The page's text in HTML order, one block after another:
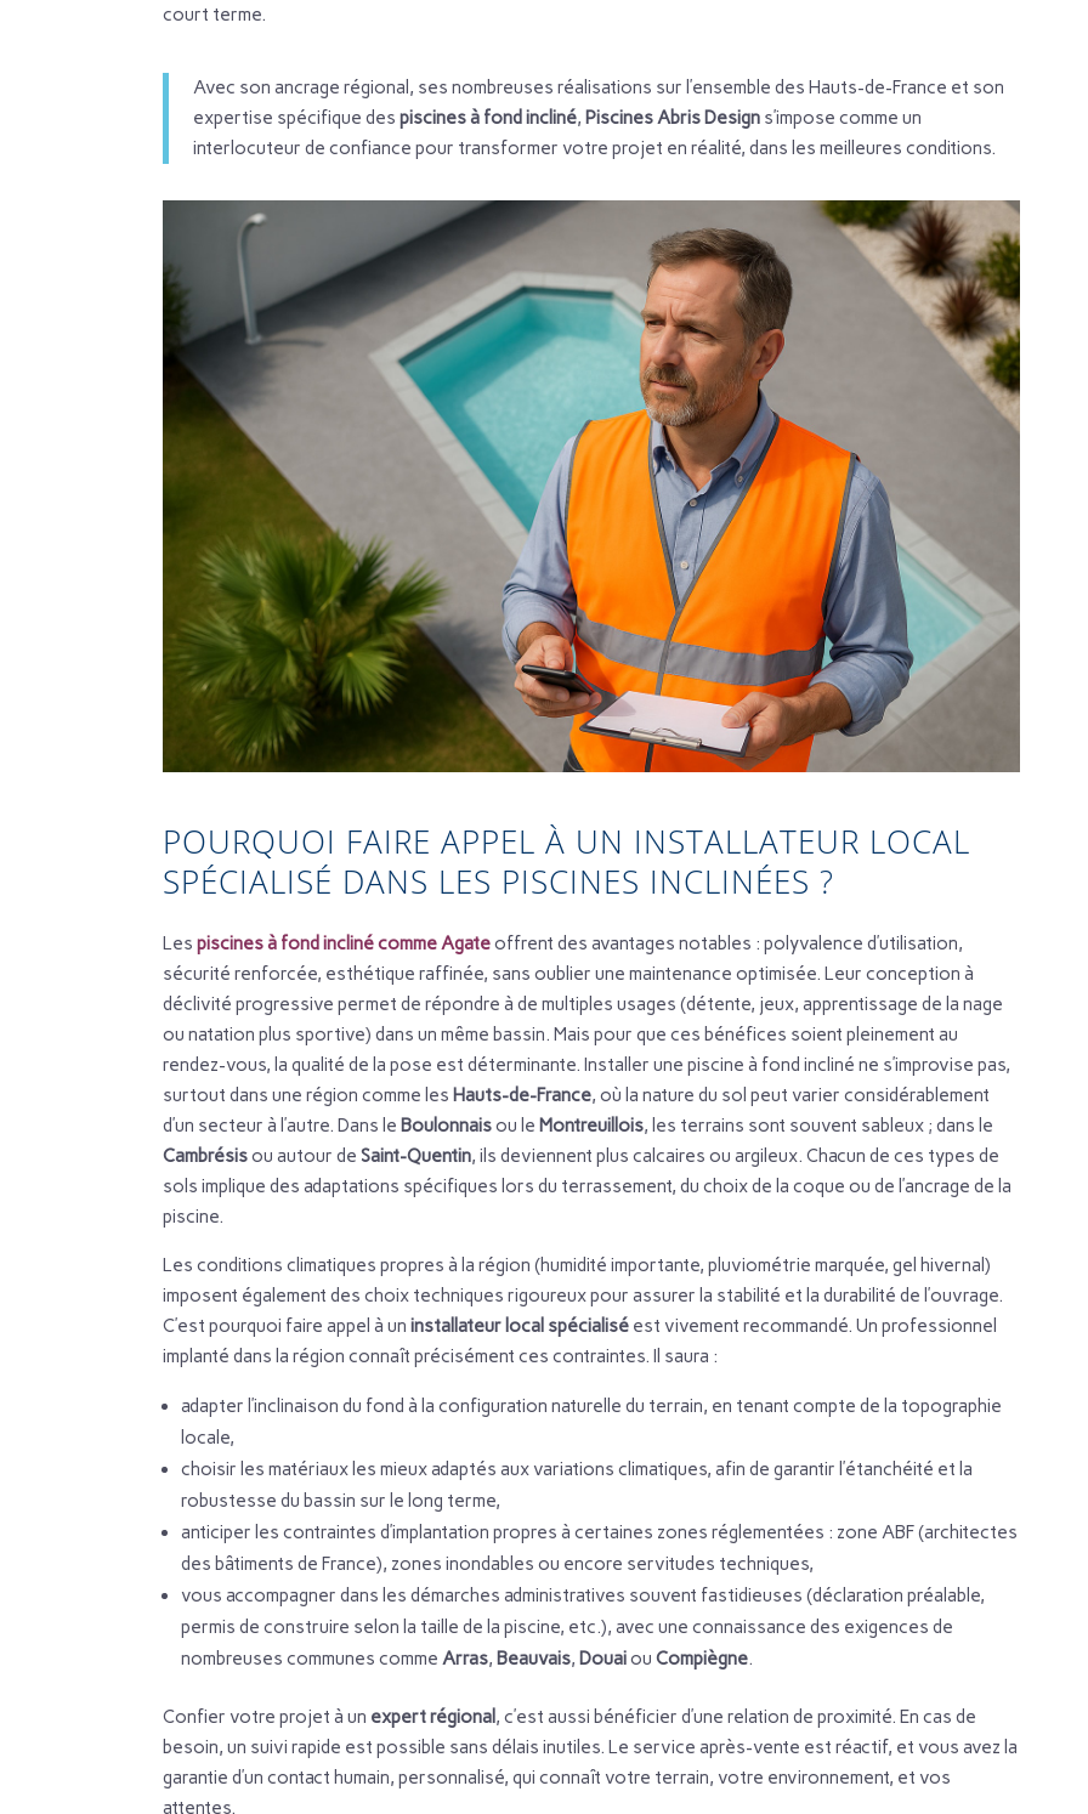
court terme.
Avec son ancrage régional, ses nombreuses réalisations sur l’ensemble des Hauts-de-France et son
expertise spécifique despiscines à fond incliné, Piscines Abris Design s’impose comme un
interlocuteur de confiance pour transformer votre projet en réalité, dans les meilleures conditions.
POURQUOI FAIRE APPEL À UN INSTALLATEUR LOCAL
SPÉCIALISÉ DANS LES PISCINES INCLINÉES ?
Lespiscines à fond incliné comme Agateoffrent des avantages notables : polyvalence d’utilisation,
sécurité renforcée, esthétique raffinée, sans oublier une maintenance optimisée. Leur conception à
déclivité progressive permet de répondre à de multiples usages (détente, jeux, apprentissage de la nage
ou natation plus sportive) dans un même bassin. Mais pour que ces bénéfices soient pleinement au
rendez-vous, la qualité de la pose est déterminante. Installer une piscine à fond incliné ne s’improvise pas,
surtout dans une région comme les Hauts-de-France, où la nature du sol peut varier considérablement
d’un secteur à l’autre. Dans le Boulonnaisou le Montreuillois, les terrains sont souvent sableux ; dans le
Cambrésisou autour deSaint-Quentin, ils deviennent plus calcaires ou argileux. Chacun de ces types de
sols implique des adaptations spécifiques lors du terrassement, du choix de la coque ou de l’ancrage de la
piscine.
Les conditions climatiques propres à la région (humidité importante, pluviométrie marquée, gel hivernal)
imposent également des choix techniques rigoureux pour assurer la stabilité et la durabilité de l’ouvrage.
C’est pourquoi faire appel à uninstallateur local spécialisé est vivement recommandé. Un professionnel
implanté dans la région connaît précisément ces contraintes. Il saura :
adapter l’inclinaison du fond à la configuration naturelle du terrain, en tenant compte de la topographie
locale,
choisir les matériaux les mieux adaptés aux variations climatiques, afin de garantir l’étanchéité et la
robustesse du bassin sur le long terme,
anticiper les contraintes d’implantation propres à certaines zones réglementées : zone ABF (architectes
des bâtiments de France), zones inondables ou encore servitudes techniques,
vous accompagner dans les démarches administratives souvent fastidieuses (déclaration préalable,
permis de construire selon la taille de la piscine, etc.), avec une connaissance des exigences de
nombreuses communes commeArras, Beauvais, DouaiouCompiègne.
Confier votre projet à un expert régional , c’est aussi bénéficier d’une relation de proximité. En cas de
besoin, un suivi rapide est possible sans délais inutiles. Le service après-vente est réactif, et vous avez la
garantie d’un contact humain, personnalisé, qui connaît votre terrain, votre environnement, et vos
attentes.